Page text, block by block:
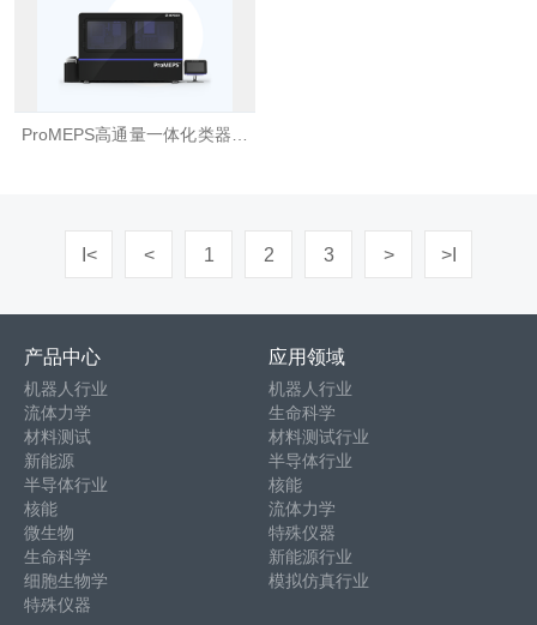
ProMEPS高通量一体化类器官
I< < 1 2 3 > >I
产品中心
机器人行业
流体力学
材料测试
新能源
半导体行业
核能
微生物
生命科学
细胞生物学
特殊仪器
应用领域
机器人行业
生命科学
材料测试行业
半导体行业
核能
流体力学
特殊仪器
新能源行业
模拟仿真行业